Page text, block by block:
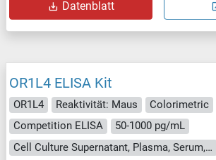
Datenblatt
OR1L4 ELISA Kit
OR1L4 Reaktivität: Maus
Colorimetric
Competition ELISA
50-1000 pg/mL
Cell Culture Supernatant, Plasma, Serum, Tissue Homogenate